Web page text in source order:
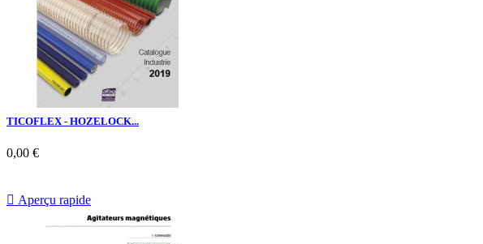
TICOFLEX - HOZELOCK...
0,00 €
 Aperçu rapide